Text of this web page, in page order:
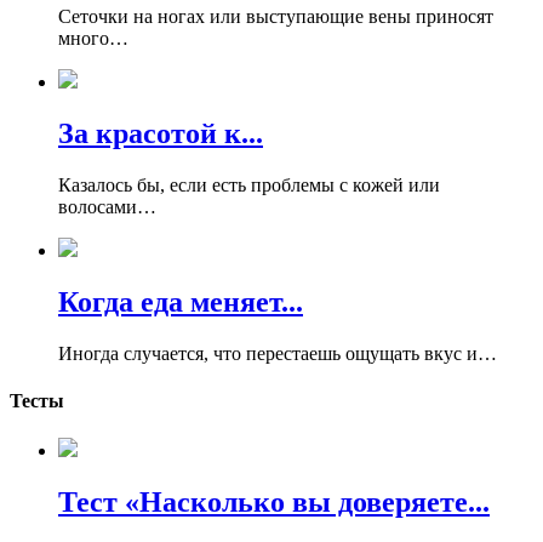
Сеточки на ногах или выступающие вены приносят
много…
За красотой к...
Казалось бы, если есть проблемы с кожей или
волосами…
Когда еда меняет...
Иногда случается, что перестаешь ощущать вкус и…
Тесты
Тест «Насколько вы доверяете...